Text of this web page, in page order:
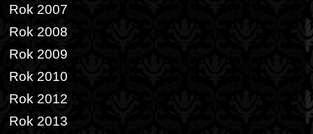
Rok 2007
Rok 2008
Rok 2009
Rok 2010
Rok 2012
Rok 2013